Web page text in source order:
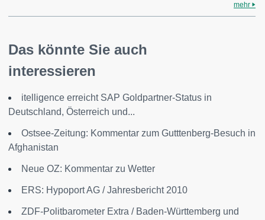
mehr
Das könnte Sie auch
interessieren
itelligence erreicht SAP Goldpartner-Status in
Deutschland, Österreich und...
Ostsee-Zeitung: Kommentar zum Gutttenberg-Besuch in
Afghanistan
Neue OZ: Kommentar zu Wetter
ERS: Hypoport AG / Jahresbericht 2010
ZDF-Politbarometer Extra / Baden-Württemberg und